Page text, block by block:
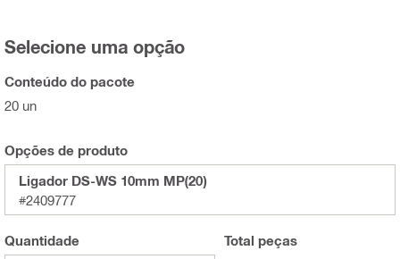
Selecione uma opção
Conteúdo do pacote
20 un
Opções de produto
Ligador DS-WS 10mm MP(20)
#2409777
Quantidade Total peças